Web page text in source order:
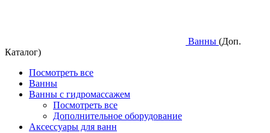
Ванны (Доп.
Каталог)
Посмотреть все
Ванны
Ванны с гидромассажем
Посмотреть все
Дополнительное оборудование
Аксессуары для ванн